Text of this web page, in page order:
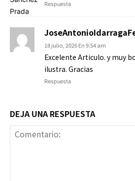
Respuesta
18 julio, 2026 En 9:54 am
Excelente Articulo. y muy
ilustra. Gracias
Respuesta
DEJA UNA RESPUESTA